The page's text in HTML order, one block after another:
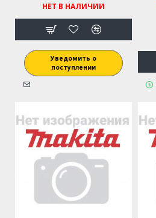
НЕТ В НАЛИЧИИ
Уведомить о
поступлении